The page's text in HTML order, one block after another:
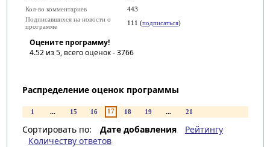
Кол-во комментариев
443
Подписавшихся на новости о
программе
111 (подписаться)
Оцените программу!
4.52из 5, всего оценок -3766
Распределение оценок программы
1 ... 15 16 17 18 19 ... 21
Сортировать по: Дате добавления
Рейтингу
Количеству ответов